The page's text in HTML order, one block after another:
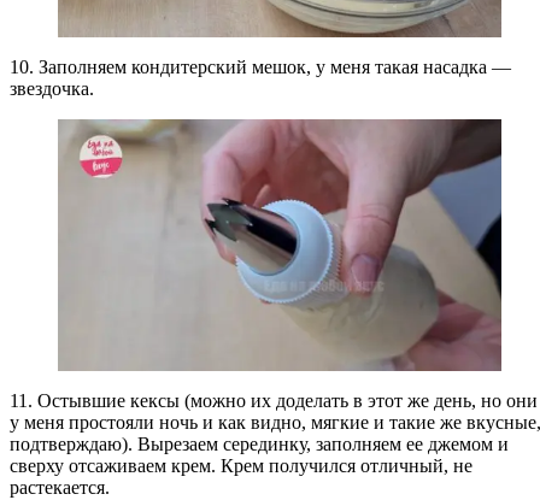
10. Заполняем кондитерский мешок, у меня такая насадка —
звездочка.
11. Остывшие кексы (можно их доделать в этот же день, но они
у меня простояли ночь и как видно, мягкие и такие же вкусные,
подтверждаю). Вырезаем серединку, заполняем ее джемом и
сверху отсаживаем крем. Крем получился отличный, не
растекается.